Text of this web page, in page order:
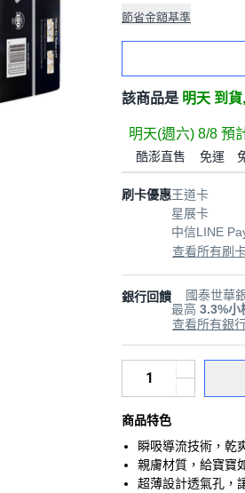
節省金額基準
該商品是 明天 到貨,
明天(週六) 8/8 預
酷澎直售 免運
刷卡優惠王道卡
星展卡
中信LINE
查看所有刷
銀行回饋
國泰世華
最高 3.3%小
查看所有銀
商品特色
瞬吸導流技術，乾
親膚材質，給寶寶
超薄設計透氣孔，